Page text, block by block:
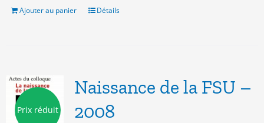
20.00€.
Ajouter au panier Détails
Prix réduit
Naissance de la FSU –
2008